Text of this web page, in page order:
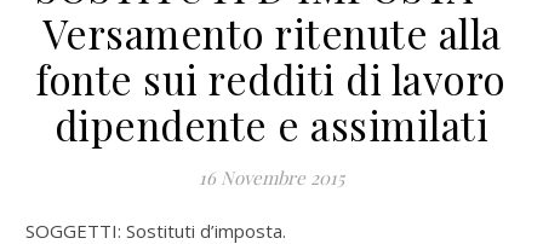
Versamento ritenute alla
fonte sui redditi di lavoro
dipendente e assimilati
16 Novembre 2015
SOGGETTI: Sostituti d’imposta.